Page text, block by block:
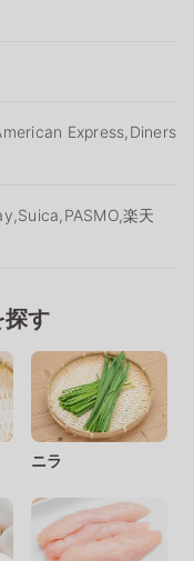
Express,Diners
楽天
探す
ニラ